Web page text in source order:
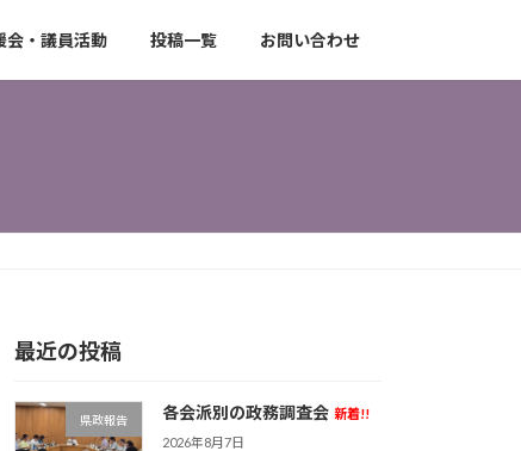
会・議員活動 投稿一覧 お問い合わせ
最近の投稿
県政報告 各会派別の政務調査会 新着!!
2026年8月7日